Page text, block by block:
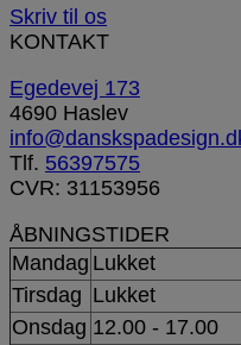
Skriv til os
KONTAKT
Egedevej 173
4690 Haslev
Tlf. 56397575
CVR: 31153956
ÅBNINGSTIDER
Mandag Lukket
Tirsdag Lukket
Onsdag 12.00 - 17.00